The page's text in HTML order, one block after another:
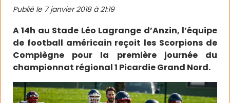
Publié le 7 janvier 2018 à 21:19
A 14h au Stade Léo Lagrange d’Anzin, l’équipe
de football américain reçoit les Scorpions de
Compiègne pour la première journée du
championnat régional 1 Picardie Grand Nord.